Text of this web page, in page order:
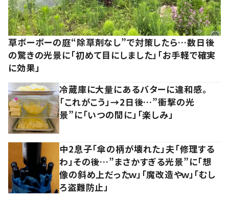
草ボーボーの庭“除草剤なし”で対策したら…数日後
の驚きの光景に「初めて目にしました」「お手軽で確実
に効果」
冷蔵庫に大量にあるバターに違和感。
「これがこう」→2日後…”衝撃の光
景”に「いつの間に」「楽しみ」
中2息子「傘の柄が壊れた」夫「修理する
わ」その後…”まさかすぎる光景”に「想
像の斜め上だったｗ」「魔改造やｗ」「むし
ろ盗難防止」